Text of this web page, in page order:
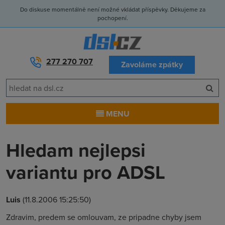
Do diskuse momentálně není možné vkládat příspěvky. Děkujeme za
pochopení.
277 270 707 Zavoláme zpátky
MENU
Hledam nejlepsi
variantu pro ADSL
Luis (11.8.2006 15:25:50)
Zdravim, predem se omlouvam, ze pripadne chyby jsem